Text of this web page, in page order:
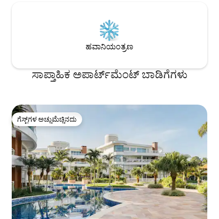
ಹವಾನಿಯಂತ್ರಣ
ಸಾಪ್ತಾಹಿಕ ಅಪಾರ್ಟ್‌ಮೆಂಟ್ ಬಾಡಿಗೆಗಳು
ಗೆಸ್ಟ್‌ಗಳ ಅಚ್ಚುಮೆಚ್ಚಿನದು
ಗೆಸ್ಟ್‌ಗಳ ಅಚ್ಚುಮೆಚ್ಚಿನದು